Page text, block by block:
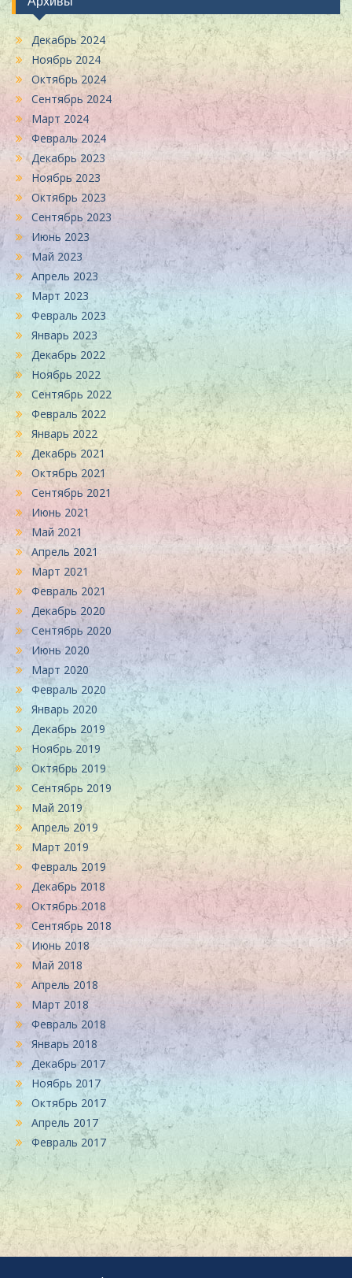
Декабрь 2024
Ноябрь 2024
Октябрь 2024
Сентябрь 2024
Март 2024
Февраль 2024
Декабрь 2023
Ноябрь 2023
Октябрь 2023
Сентябрь 2023
Июнь 2023
Май 2023
Апрель 2023
Март 2023
Февраль 2023
Январь 2023
Декабрь 2022
Ноябрь 2022
Сентябрь 2022
Февраль 2022
Январь 2022
Декабрь 2021
Октябрь 2021
Сентябрь 2021
Июнь 2021
Май 2021
Апрель 2021
Март 2021
Февраль 2021
Декабрь 2020
Сентябрь 2020
Июнь 2020
Март 2020
Февраль 2020
Январь 2020
Декабрь 2019
Ноябрь 2019
Октябрь 2019
Сентябрь 2019
Май 2019
Апрель 2019
Март 2019
Февраль 2019
Декабрь 2018
Октябрь 2018
Сентябрь 2018
Июнь 2018
Май 2018
Апрель 2018
Март 2018
Февраль 2018
Январь 2018
Декабрь 2017
Ноябрь 2017
Октябрь 2017
Апрель 2017
Февраль 2017